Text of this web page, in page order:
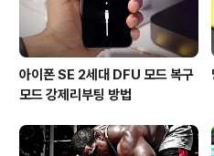
아이폰 SE 2세대 DFU 모드 복구
모드 강제리부팅 방법